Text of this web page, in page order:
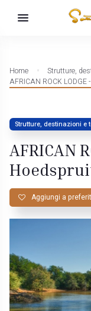
Home
Strutture,
AFRICAN ROCK
Strutture, destinazioni e
AFRICAN
Aggiungi a